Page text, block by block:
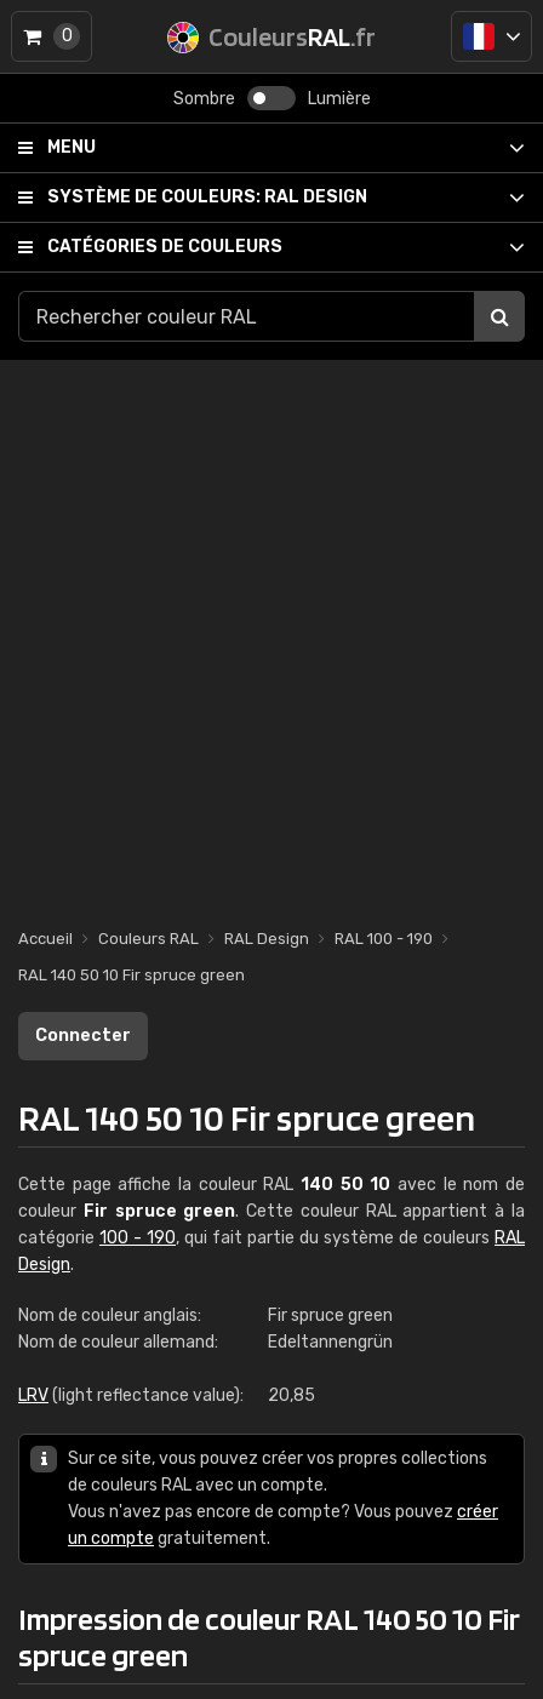
CouleursRAL.fr
Sombre Lumière
MENU
SYSTÈME DE COULEURS: RAL DESIGN
CATÉGORIES DE COULEURS
0
Accueil Couleurs RAL RAL Design
RAL 100 - 190
RAL 140 50 10 Fir spruce green
Connecter
RAL 140 50 10 Fir spruce green
Cette page affiche la couleur RAL 140 50 10 avec le nom de
couleur Fir spruce green. Cette couleur RAL appartient à la
catégorie 100 - 190, qui fait partie du système de couleurs RAL
Design.
Nom de couleur anglais:
Fir spruce green
Nom de couleur allemand:
Edeltannengrün
LRV(light reflectance value): 20,85
Sur ce site, vous pouvez créer vos propres collections
de couleurs RAL avec un compte.
Vous n'avez pas encore de compte? Vous pouvez créer
un compte gratuitement.
Impression de couleur RAL 140 50 10 Fir
spruce green